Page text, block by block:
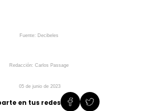
Fuente: Decibeles
Redacción: Carlos Passage
05 dejunio de 2023
en tus redes